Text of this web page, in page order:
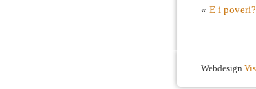
« E i poveri?
Webdesign